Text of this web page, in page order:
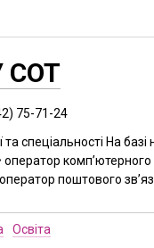
СОТ
75-71-24
та спеціальності На
оператор
поштового
Освіта